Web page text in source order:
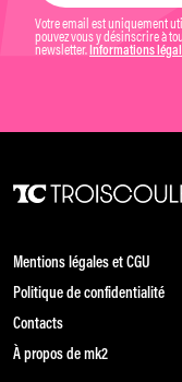
Votre email est uniquement
pouvez vous y désinscrire à
newsletter. Informations
Mentions légales et CGU
Politique de confidentialité
Contacts
À propos de mk2